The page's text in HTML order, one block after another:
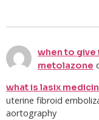
when to give
metolazone
what is lasix
uterine fibroid
aortography